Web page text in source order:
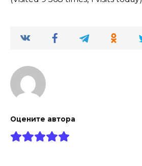
Оцените автора